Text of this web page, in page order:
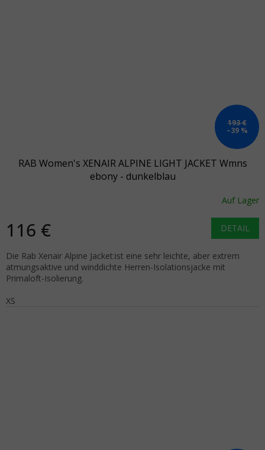
193 €
–39 %
RAB Women's XENAIR ALPINE LIGHT JACKET Wmns
ebony - dunkelblau
Auf Lager
116 € DETAIL
Die Rab Xenair Alpine Jacket:ist eine sehr leichte, aber extrem
atmungsaktive und winddichte Herren-Isolationsjacke mit
Primaloft-Isolierung.
XS